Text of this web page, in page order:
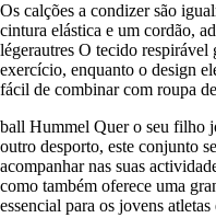
Os calções a condizer são
cintura elástica e um cordão,
légerautres O tecido
exercício, enquanto o design
fácil de combinar com roupa
ball Hummel Quer o seu filho
outro desporto, este conjunto
acompanhar nas suas
como também oferece uma
essencial para os jovens